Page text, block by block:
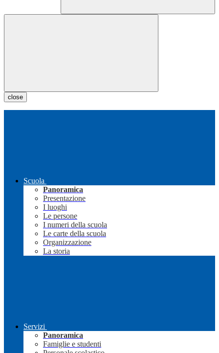
close
Scuola
Panoramica
Presentazione
I luoghi
Le persone
I numeri della scuola
Le carte della scuola
Organizzazione
La storia
Servizi
Panoramica
Famiglie e studenti